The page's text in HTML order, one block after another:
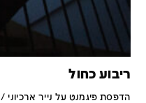
ריבוע כחול
הדפסת פיגמנט על נייר ארכיוני / 40x30 ס''מ